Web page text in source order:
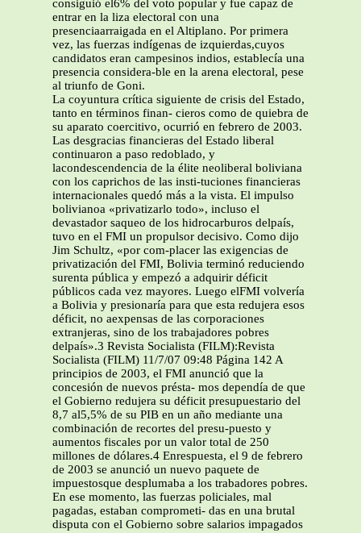
consiguió el6% del voto popular y fue capaz de
entrar en la liza electoral con una
presenciaarraigada en el Altiplano. Por primera
vez, las fuerzas indígenas de izquierdas,cuyos
candidatos eran campesinos indios, establecía una
presencia considera-ble en la arena electoral, pese
al triunfo de Goni.
La coyuntura crítica siguiente de crisis del Estado,
tanto en términos finan- cieros como de quiebra de
su aparato coercitivo, ocurrió en febrero de 2003.
Las desgracias financieras del Estado liberal
continuaron a paso redoblado, y
lacondescendencia de la élite neoliberal boliviana
con los caprichos de las insti-tuciones financieras
internacionales quedó más a la vista. El impulso
bolivianoa «privatizarlo todo», incluso el
devastador saqueo de los hidrocarburos delpaís,
tuvo en el FMI un propulsor decisivo. Como dijo
Jim Schultz, «por com-placer las exigencias de
privatización del FMI, Bolivia terminó reduciendo
surenta pública y empezó a adquirir déficit
públicos cada vez mayores. Luego elFMI volvería
a Bolivia y presionaría para que esta redujera esos
déficit, no aexpensas de las corporaciones
extranjeras, sino de los trabajadores pobres
delpaís».3 Revista Socialista (FILM):Revista
Socialista (FILM) 11/7/07 09:48 Página 142 A
principios de 2003, el FMI anunció que la
concesión de nuevos présta- mos dependía de que
el Gobierno redujera su déficit presupuestario del
8,7 al5,5% de su PIB en un año mediante una
combinación de recortes del presu-puesto y
aumentos fiscales por un valor total de 250
millones de dólares.4 Enrespuesta, el 9 de febrero
de 2003 se anunció un nuevo paquete de
impuestosque desplumaba a los trabadores pobres.
En ese momento, las fuerzas policiales, mal
pagadas, estaban comprometi- das en una brutal
disputa con el Gobierno sobre salarios impagados